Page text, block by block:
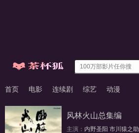
首页 电影 连续剧 综艺 动漫
风林火山总集编
主演： 内野圣阳 市川猿之助